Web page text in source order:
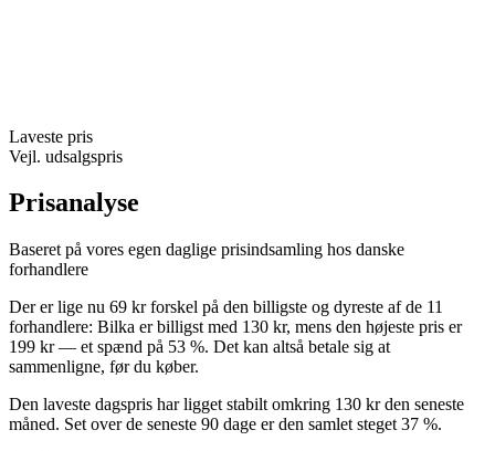
Laveste pris
Vejl. udsalgspris
Prisanalyse
Baseret på vores egen daglige prisindsamling hos danske
forhandlere
Der er lige nu 69 kr forskel på den billigste og dyreste af de 11
forhandlere: Bilka er billigst med 130 kr, mens den højeste pris er
199 kr — et spænd på 53 %. Det kan altså betale sig at
sammenligne, før du køber.
Den laveste dagspris har ligget stabilt omkring 130 kr den seneste
måned. Set over de seneste 90 dage er den samlet steget 37 %.